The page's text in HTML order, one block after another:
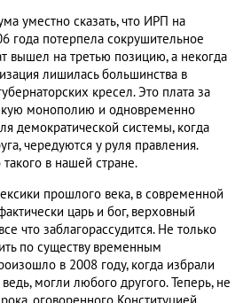
уместно сказать, что ИРП на
года потерпела сокрушительное
вышел на третью позицию, а некогда
лишилась большинства в
кресел. Это плата за
монополию и одновременно
демократической системы, когда
чередуются у руля правления.
в нашей стране.
прошлого века, в современной
царь и бог, верховный
что заблагорассудится. Не только
по существу временным
в 2008 году, когда избрали
могли любого другого. Теперь, не